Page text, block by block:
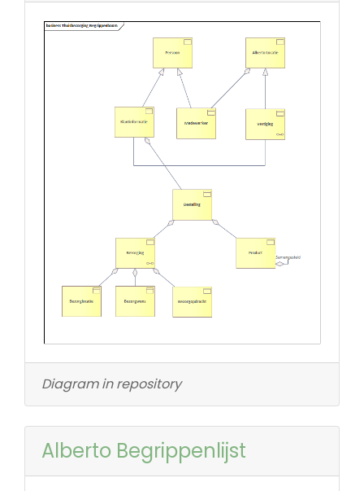
Diagram in repository
Alberto Begrippenlijst